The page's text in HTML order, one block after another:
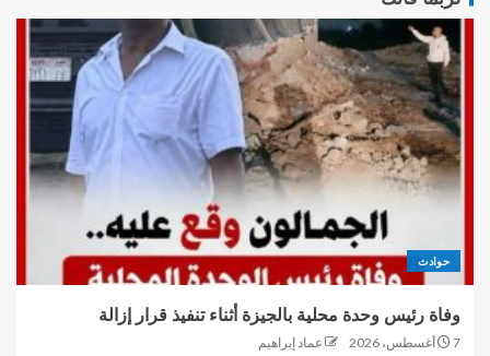
حوادث
وفاة رئيس وحدة محلية بالجيزة أثناء تنفيذ قرار إزالة
7 أغسطس، 2026 عماد إبراهيم